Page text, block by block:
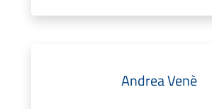
Andrea Venè